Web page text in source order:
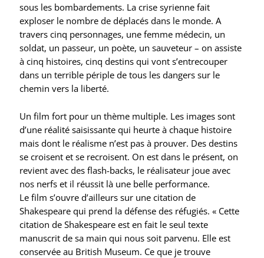
sous les bombardements. La crise syrienne fait
exploser le nombre de déplacés dans le monde. A
travers cinq personnages, une femme médecin, un
soldat, un passeur, un poète, un sauveteur – on assiste
à cinq histoires, cinq destins qui vont s’entrecouper
dans un terrible périple de tous les dangers sur le
chemin vers la liberté.
Un film fort pour un thème multiple. Les images sont
d’une réalité saisissante qui heurte à chaque histoire
mais dont le réalisme n’est pas à prouver. Des destins
se croisent et se recroisent. On est dans le présent, on
revient avec des flash-backs, le réalisateur joue avec
nos nerfs et il réussit là une belle performance.
Le film s’ouvre d’ailleurs sur une citation de
Shakespeare qui prend la défense des réfugiés. « Cette
citation de Shakespeare est en fait le seul texte
manuscrit de sa main qui nous soit parvenu. Elle est
conservée au British Museum. Ce que je trouve